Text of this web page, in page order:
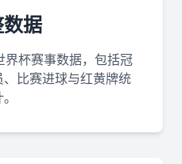
据
杯赛事数据，包括冠
比赛进球与红黄牌统